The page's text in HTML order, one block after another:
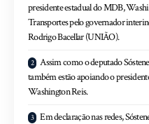
presidente estadual do MDB,
Transportes pelo governador
Rodrigo Bacellar (UNIÃO).
Assim como o deputado
também estão apoiando o
Washington Reis.
Em declaração nas redes,